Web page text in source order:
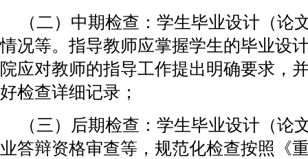
（二）中期检查：学生毕业设计（论
情况等。指导教师应掌握学生的毕业设
院应对教师的指导工作提出明确要求，
好检查详细记录；
（三）后期检查：学生毕业设计（论
业答辩资格审查等，规范化检查按照《